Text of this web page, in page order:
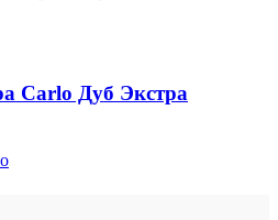
Carlo Дуб Экстра